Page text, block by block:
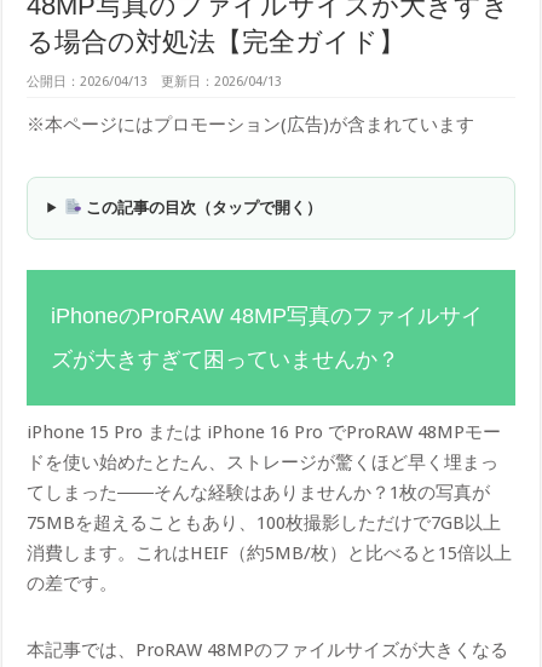
る場合の対処法【完全ガイド】
公開日：2026/04/13 更新日：2026/04/13
※本ページにはプロモーション(広告)が含まれています
この記事の目次（タップで開く）
iPhoneのProRAW 48MP写真のファイルサイ
ズが大きすぎて困っていませんか？
iPhone 15 Pro または iPhone 16 Pro でProRAW 48MPモー
ドを使い始めたとたん、ストレージが驚くほど早く埋まっ
てしまった――そんな経験はありませんか？1枚の写真が
75MBを超えることもあり、100枚撮影しただけで7GB以上
消費します。これはHEIF（約5MB/枚）と比べると15倍以上
の差です。
本記事では、ProRAW 48MPのファイルサイズが大きくなる